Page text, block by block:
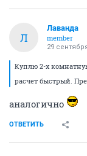
Л
Лаванда
member
29
Куплю 2-х
расчет быстрый.
аналогично
ОТВЕТИТЬ